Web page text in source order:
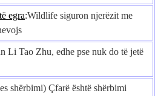
egra:Wildlife siguron njerëzit me
Li Tao Zhu, edhe pse nuk do të jetë
shërbimi) Çfarë është shërbimi